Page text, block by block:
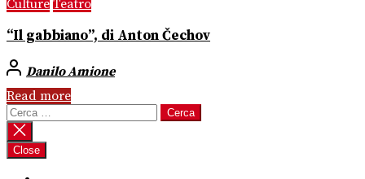
Culture Teatro
“Il gabbiano”, di Anton Čechov
Danilo Amione
Read more
Ricerca
per:
Close